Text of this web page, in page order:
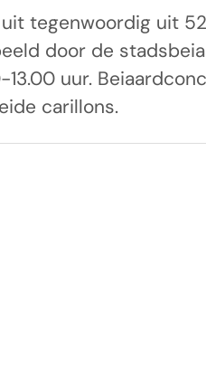
tegenwoordig uit
door de
uur.
carillons.